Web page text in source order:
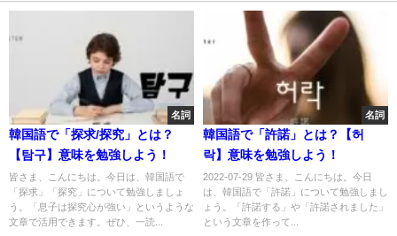
名詞
韓国語で「探求/探究」とは？
【탐구】意味を勉強しよう！
皆さま、こんにちは。今日は、韓国語で
「探求」「探究」について勉強しましょ
う。「息子は探究心が強い」というような
文章で活用できます。ぜひ、一読...
名詞
韓国語で「許諾」とは？【허
락】意味を勉強しよう！
2022-07-29 皆さま、こんにちは。今日
は、韓国語で「許諾」について勉強しまし
ょう。「許諾する」や「許諾されました」
という文章を作って...